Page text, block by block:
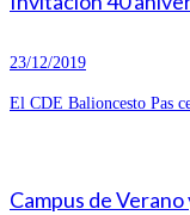
23/12/2019
El CDE Balioncesto Pas
Campus de